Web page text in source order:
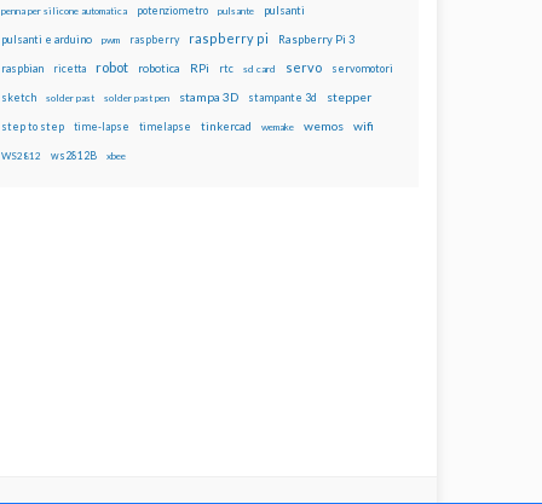
penna per silicone automatica potenziometro pulsante pulsanti
pulsanti e arduino pwm raspberry raspberry pi Raspberry Pi 3
raspbian ricetta robot robotica RPi rtc sd card servo servomotori
sketch solder past solder past pen stampa 3D stampante 3d stepper
step to step time-lapse timelapse tinkercad wemake wemos wifi
WS2812 ws2812B xbee